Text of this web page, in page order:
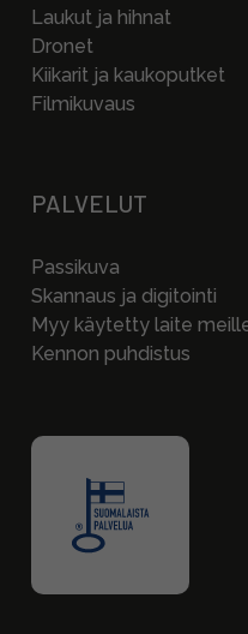
Laukut ja hihnat
Dronet
Kiikarit ja kaukoputket
Filmikuvaus
PALVELUT
Passikuva
Skannaus ja digitointi
Myy käytetty laite
Kennon puhdistus